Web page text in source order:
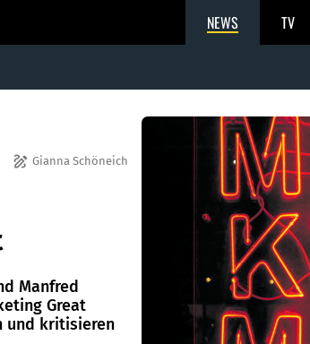
NEWS TV
draw Gianna Schöneich
Manfred
Great
und kritisieren